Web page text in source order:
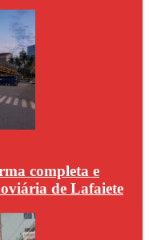
completa e
de Lafaiete